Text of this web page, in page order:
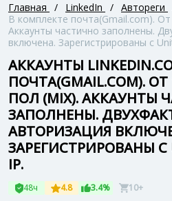
Главная / LinkedIn / Автореги
В комплекте почта(Gmail.com).
Аккаунты частично заполнены.
включена. Зарегистрированы с
АККАУНТЫ
ПОЧТА(GMAIL.COM).
ПОЛ (MIX). АККАУНТЫ
ЗАПОЛНЕНЫ.
АВТОРИЗАЦИЯ
ЗАРЕГИСТРИРОВАНЫ С
IP.
48ч 4.8 3.4% 10+